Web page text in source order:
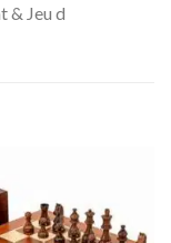
& Jeu d